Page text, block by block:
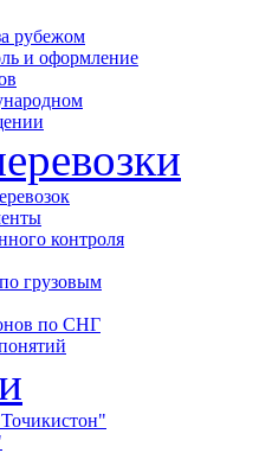
рубежом
и оформление
контроля
грузовым
по СНГ